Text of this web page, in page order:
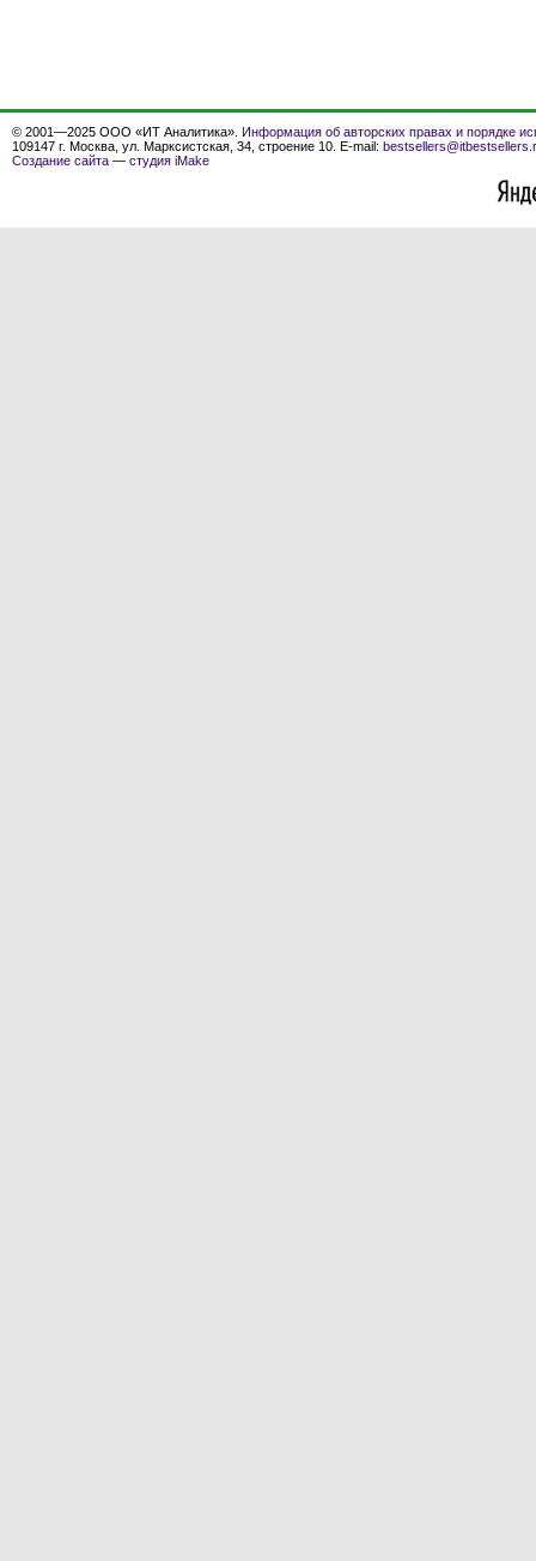
© 2001—2025 ООО «ИТ Аналитика». Информация об авторских правах и порядке
109147 г. Москва, ул. Марксистская, 34, строение 10. E-mail:
Создание сайта — студия iMake